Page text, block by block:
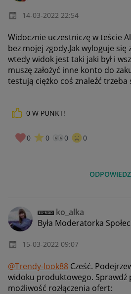
‎14-03-2022 22:54
Widocznie uczestniczę w teście
bez mojej zgody.Jak wyloguje
wtedy widok jest taki jaki był i
muszę założyć inne konto do
testują ciężko coś znaleźć trzeba
0 W PUNKT!
0 0 0 0
ODPOWIEDZ
ko_alka
Była Moderatorka
‎15-03-2022 09:07
@Trendy-look88 Cześć.
widoku produktowego. Sprawdź
możliwość rozłączenia ofert: